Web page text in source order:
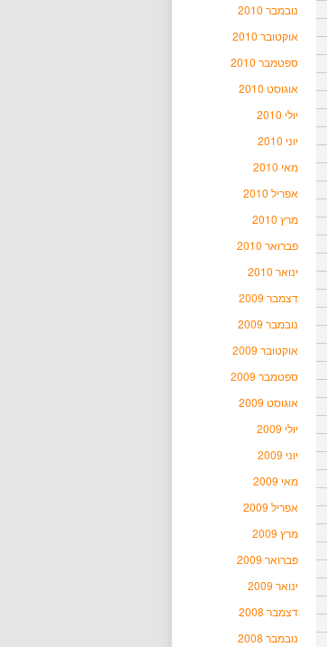
נובמבר 2010
אוקטובר 2010
ספטמבר 2010
אוגוסט 2010
יולי 2010
יוני 2010
מאי 2010
אפריל 2010
מרץ 2010
פברואר 2010
ינואר 2010
דצמבר 2009
נובמבר 2009
אוקטובר 2009
ספטמבר 2009
אוגוסט 2009
יולי 2009
יוני 2009
מאי 2009
אפריל 2009
מרץ 2009
פברואר 2009
ינואר 2009
דצמבר 2008
נובמבר 2008